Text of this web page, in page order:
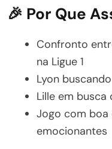
🎉 Por Que
Confronto
na Ligue 1
Lyon
Lille em
Jogo com boa
emocionantes